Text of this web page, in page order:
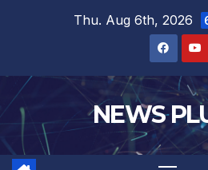
Thu. Aug 6th, 2026
NEWS